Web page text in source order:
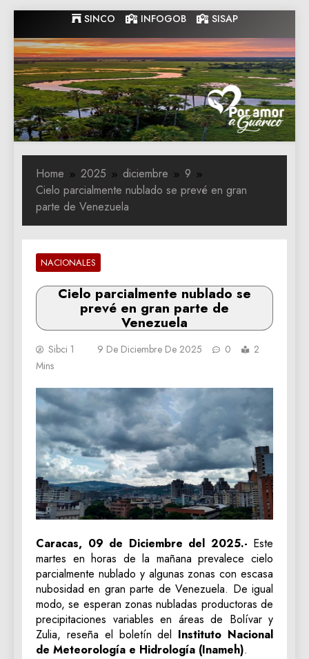
to
content
SINCO INFOGOB SISAP
Gobernacion
de Guarico
Gobernacion de Guarico
Home 2025 diciembre
9
Cielo parcialmente nublado se prevé en gran
parte de Venezuela
NACIONALES
Cielo parcialmente nublado se
prevé en gran parte de
Venezuela
Sibci 1 9 De Diciembre De 2025 0
2
Mins
Caracas, 09 de Diciembre del 2025.- Este
martes en horas de la mañana prevalece cielo
parcialmente nublado y algunas zonas con escasa
nubosidad en gran parte de Venezuela. De igual
modo, se esperan zonas nubladas productoras de
precipitaciones variables en áreas de Bolívar y
Zulia, reseña el boletín del Instituto Nacional
de Meteorología e Hidrología (Inameh).